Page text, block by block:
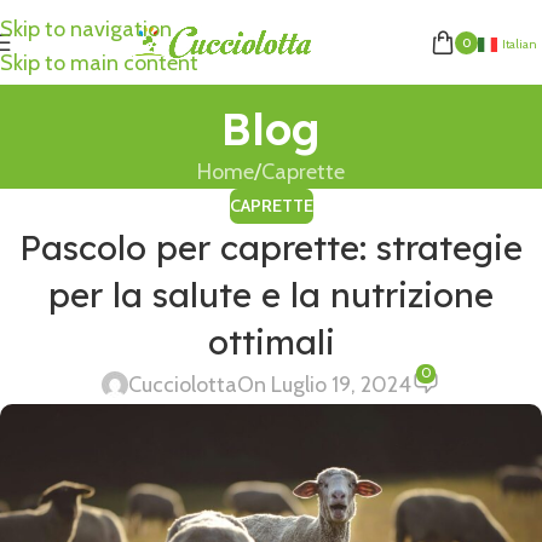
Skip to navigation
Skip to main content
0 Italian
Blog
Home Caprette
CAPRETTE
Pascolo per caprette: strategie
per la salute e la nutrizione
ottimali
CucciolottaOn Luglio 19, 2024 0